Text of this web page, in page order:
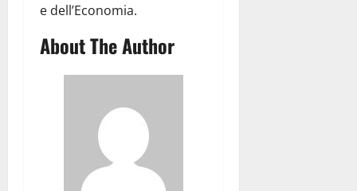
e dell’Economia.
About The Author